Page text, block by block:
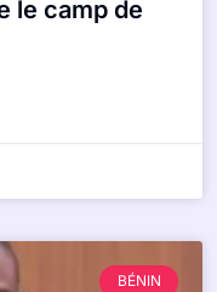
le camp de
BÉNIN